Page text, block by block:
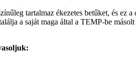
tartalmaz ékezetes betűket, és ez
a saját maga által a TEMP-be